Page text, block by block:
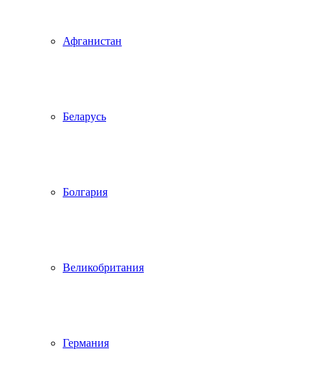
Афганистан
Беларусь
Болгария
Великобритания
Германия